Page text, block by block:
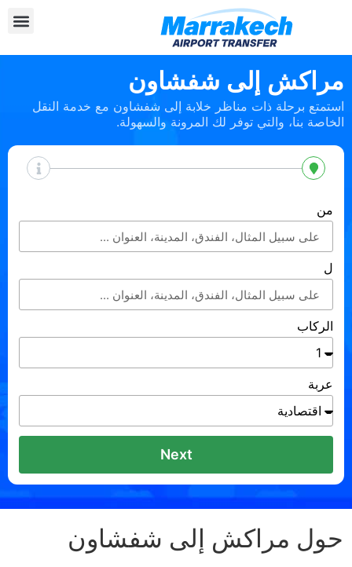
مراكش إلى شفشاون
استمتع برحلة ذات مناظر خلابة إلى شفشاون مع خدمة النقل
الخاصة بنا، والتي توفر لك المرونة والسهولة.
من
ل
الركاب
عربة
Next
حول مراكش إلى شفشاون